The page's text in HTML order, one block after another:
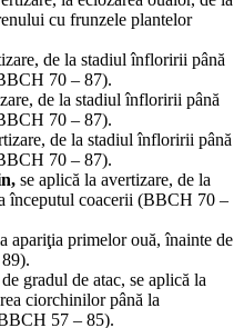
cu frunzele plantelor
de la stadiul înfloririi până
70 – 87).
de la stadiul înfloririi până
70 – 87).
de la stadiul înfloririi până
70 – 87).
se aplică la avertizare, de la
începutul coacerii (BBCH 70 –
apariţia primelor ouă, înainte de
gradul de atac, se aplică la
ciorchinilor până la
57 – 85).